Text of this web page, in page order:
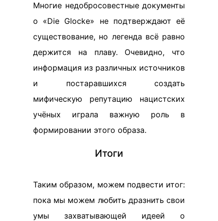
Многие недобросовестные документы
о «Die Glocke» не подтверждают её
существование, но легенда всё равно
держится на плаву. Очевидно, что
информация из различных источников
и постаравшихся создать
мифическую репутацию нацистских
учёных играла важную роль в
формировании этого образа.
Итоги
Таким образом, можем подвести итог:
пока мы можем любить дразнить свои
умы захватывающей идеей о